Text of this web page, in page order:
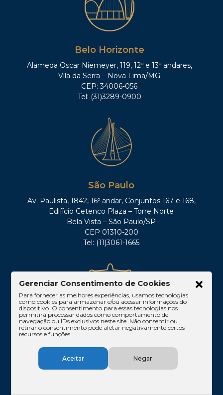
Belo Horizonte
Alameda Oscar Niemeyer, 119, 12º e 13º andares,
Vila da Serra – Nova Lima/MG
CEP: 34006-056
Tel: (31)3289-0900
São Paulo
Av. Paulista, 1842, 16º andar, Conjuntos 167 e 168,
Edifício Cetenco Plaza – Torre Norte
Bela Vista – São Paulo/SP
CEP 01310-200
Tel: (11)3061-1665
Rio de Janeiro
Rua Lauro Müller, 116 – sala 605, Botafogo – Rio
CEP: 22290-160
Gerenciar Consentimento de Cookies
Para fornecer as melhores experiências, usamos tecnologias
como cookies para armazenar e/ou acessar informações do
dispositivo. O consentimento para essas tecnologias nos
permitirá processar dados como comportamento de
navegação ou IDs exclusivos neste site. Não consentir ou
retirar o consentimento pode afetar negativamente certos
recursos e funções.
Aceitar Negar